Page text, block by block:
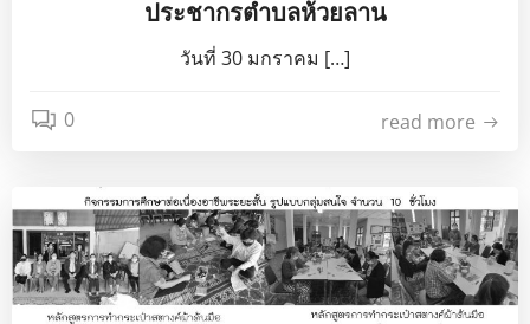
ประชากรตำบลห้วยลาน
วันที่ 30 มกราคม […]
0 read more